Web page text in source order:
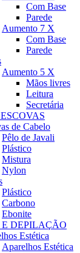
Com Base
Parede
Aumento 7 X
Com Base
Parede
Aumento 5 X
Mãos livres
Leitura
Secretária
de Cabelo
Pêlo de Javali
Plástico
Mistura
Nylon
Plástico
Carbono
Ebonite
DEPILAÇÃO
Estética
Aparelhos Estética